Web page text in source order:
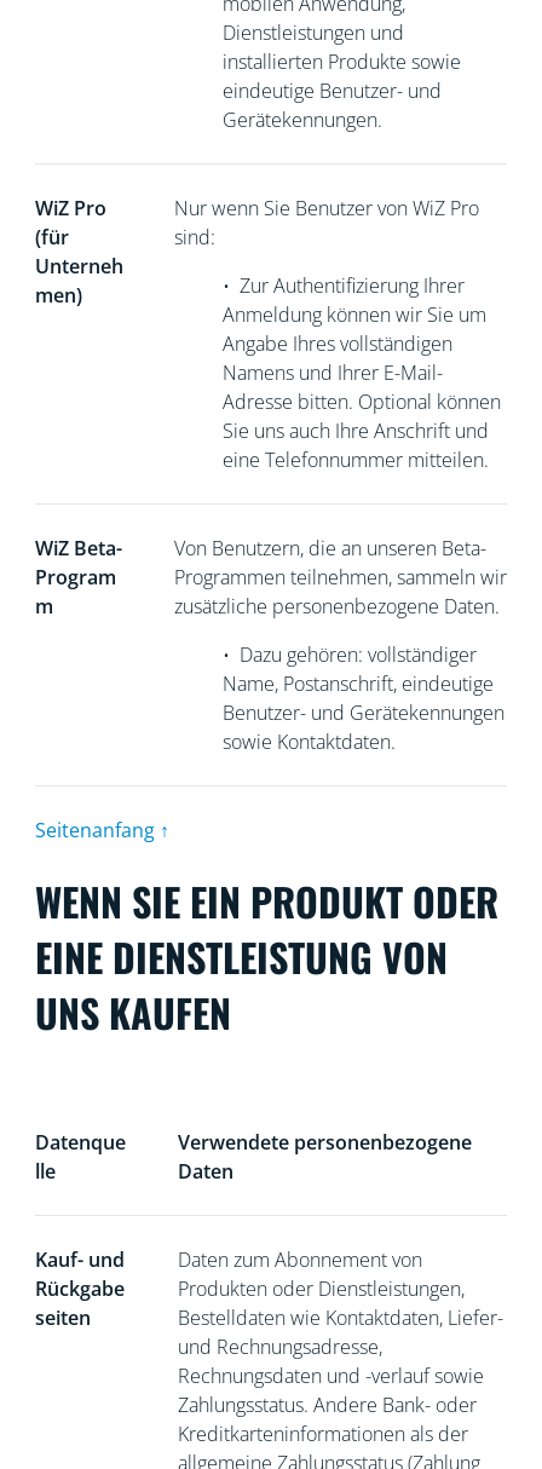
Dienstleistungen und
installierten Produkte sowie
eindeutige Benutzer- und
Gerätekennungen.
WiZ Pro
(für
Unterneh
men)
Nur wenn Sie Benutzer von WiZ Pro
sind:
• Zur Authentifizierung Ihrer
Anmeldung können wir Sie um
Angabe Ihres vollständigen
Namens und Ihrer E-Mail-
Adresse bitten. Optional können
Sie uns auch Ihre Anschrift und
eine Telefonnummer mitteilen.
WiZ Beta-
Program
m
Von Benutzern, die an unseren Beta-
Programmen teilnehmen, sammeln wir
zusätzliche personenbezogene Daten.
• Dazu gehören: vollständiger
Name, Postanschrift, eindeutige
Benutzer- und Gerätekennungen
sowie Kontaktdaten.
Seitenanfang ↑
WENN SIE EIN PRODUKT ODER
EINE DIENSTLEISTUNG VON
UNS KAUFEN
Datenque
lle
Verwendete personenbezogene
Daten
Kauf- und
Rückgabe
seiten
Daten zum Abonnement von
Produkten oder Dienstleistungen,
Bestelldaten wie Kontaktdaten, Liefer-
und Rechnungsadresse,
Rechnungsdaten und -verlauf sowie
Zahlungsstatus. Andere Bank- oder
Kreditkarteninformationen als der
allgemeine Zahlungsstatus (Zahlung